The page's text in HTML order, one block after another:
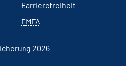
Barrierefreiheit
EMFA
2026